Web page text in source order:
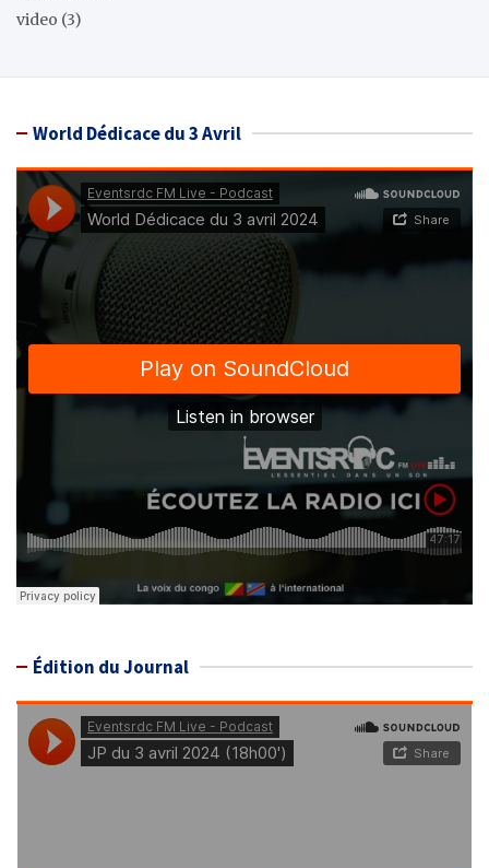
video (3)
World Dédicace du 3 Avril
Édition du Journal